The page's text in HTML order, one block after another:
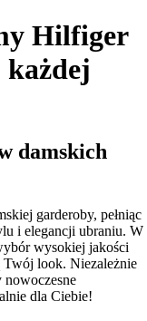
Hilfiger
każdej
damskich
garderoby, pełniąc
i elegancji ubraniu. W
wysokiej jakości
Twój look. Niezależnie
nowoczesne
dla Ciebie!